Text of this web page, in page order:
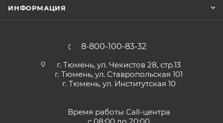
ИНФОРМАЦИЯ
8-800-100-83-32
г. Тюмень, ул. Чекистов 28, стр.13
г. Тюмень, ул. Ставропольская 101
г. Тюмень, ул. Институтская 10
Время работы Call-центра